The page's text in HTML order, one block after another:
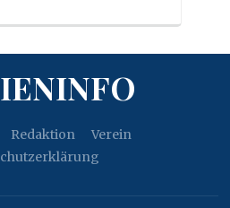
Redaktion
Verein